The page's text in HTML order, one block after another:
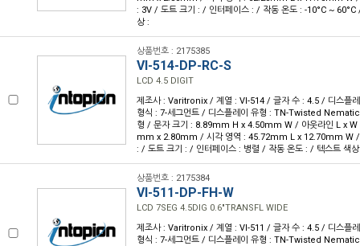
: 3V / 도트 크기 : / 인터페이스 : / 작동 온도 : -10°C ~
상 :
상품번호 : 2175385
VI-514-DP-RC-S
LCD 4.5 DIGIT
제조사 : Varitronix / 계열 : VI-514 / 글자 수 : 4.5 / 디스플
형식 : 7-세그먼트 / 디스플레이 유형 : TN-Twisted
형 / 문자 크기 : 8.89mm H x 4.50mm W / 아웃라인 L x
mm x 2.80mm / 시각 영역 : 45.72mm L x 12.70mm W /
: / 도트 크기 : / 인터페이스 : 병렬 / 작동 온도 : / 텍스트 색
상품번호 : 2175384
VI-511-DP-FH-W
LCD 7SEG 4.5DIG 0.6"TRANSFL WIDE
제조사 : Varitronix / 계열 : VI-511 / 글자 수 : 4.5 / 디스플
형식 : 7-세그먼트 / 디스플레이 유형 : TN-Twisted